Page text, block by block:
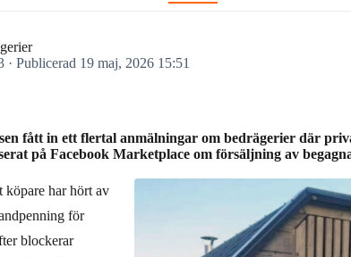
· Publicerad 19 maj, 2026 15:51
fått in ett flertal anmälningar om bedrägerier där
på Facebook Marketplace om försäljning av
köpare har hört av
för
blockerar